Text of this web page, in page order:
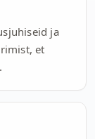
ja
et